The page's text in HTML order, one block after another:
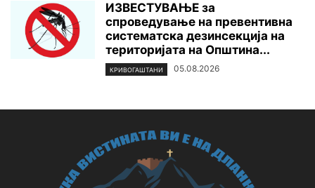
ИЗВЕСТУВАЊЕ за
спроведување на превентивна
систематска дезинсекција на
територијата нa Општина...
КРИВОГАШТАНИ 05.08.2026